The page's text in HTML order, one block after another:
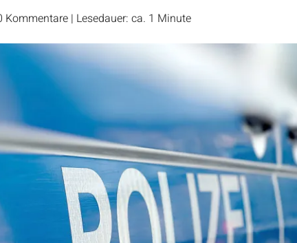
Kommentare | Lesedauer: ca. 1 Minute